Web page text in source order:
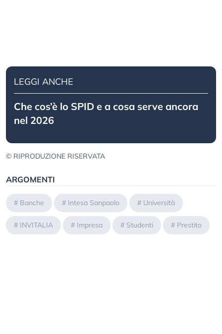
LEGGI ANCHE
Che cos’è lo SPID e a cosa serve ancora
nel 2026
© RIPRODUZIONE RISERVATA
ARGOMENTI
# Banche # Intesa Sanpaolo # Università
# INVITALIA # Impresa # Studenti # Prestito